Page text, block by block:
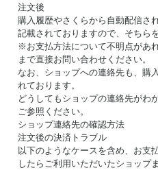
注文後
購入履歴やさくらから自動配信さ
記載されておりますので、そちら
※お支払方法について不明点があ
まで直接お問い合わせください。
なお、ショップへの連絡先も、購
れております。
どうしてもショップの連絡先がわ
ご参照ください。
ショップ連絡先の確認方法
注文後の決済トラブル
以下のようなケースを含め、お支
したらご利用いただいたショップ